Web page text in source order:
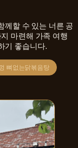
께할 수 있는 너른 공
마련해 가족 여행
기 좋습니다.
뼈없는닭볶음탕